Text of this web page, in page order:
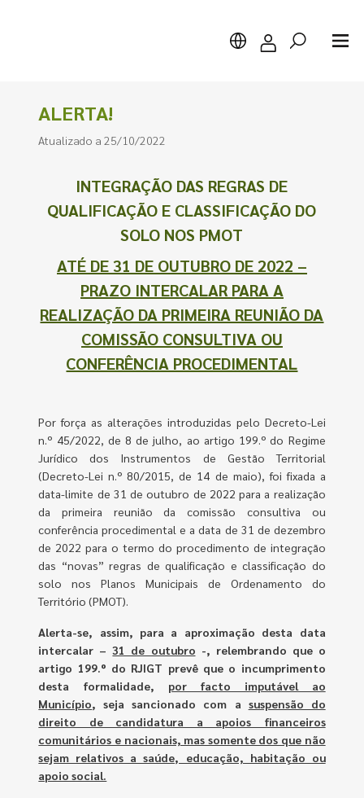
ALERTA!
Atualizado a 25/10/2022
INTEGRAÇÃO DAS REGRAS DE
QUALIFICAÇÃO E CLASSIFICAÇÃO DO
SOLO NOS PMOT
ATÉ DE 31 DE OUTUBRO DE 2022 –
PRAZO INTERCALAR PARA A
REALIZAÇÃO DA PRIMEIRA REUNIÃO DA
COMISSÃO CONSULTIVA OU
CONFERÊNCIA PROCEDIMENTAL
Por força as alterações introduzidas pelo Decreto-Lei
n.º 45/2022, de 8 de julho, ao artigo 199.º do Regime
Jurídico dos Instrumentos de Gestão Territorial
(Decreto-Lei n.º 80/2015, de 14 de maio), foi fixada a
data-limite de 31 de outubro de 2022 para a realização
da primeira reunião da comissão consultiva ou
conferência procedimental e a data de 31 de dezembro
de 2022 para o termo do procedimento de integração
das “novas” regras de qualificação e classificação do
solo nos Planos Municipais de Ordenamento do
Território (PMOT).
Alerta-se, assim, para a aproximação desta data
intercalar –31 de outubro -, relembrando que o
artigo 199.º do RJIGT prevê que o incumprimento
desta formalidade, por facto imputável ao
Município, seja sancionado com a suspensão do
direito de candidatura a apoios financeiros
comunitários e nacionais, mas somente dos que não
sejam relativos a saúde, educação, habitação ou
apoio social.